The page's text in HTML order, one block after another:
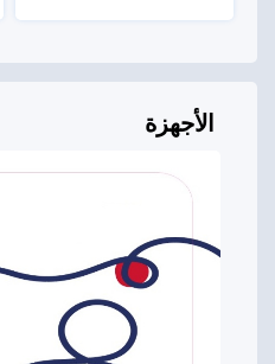
الأجهزة